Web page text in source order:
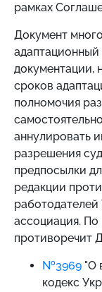
рамках
Документ
документации,
сроков
полномочия
аннулировать
разрешения
предпосылки
редакции
ассоциация. По
противоречит
№3969 "О
кодекс